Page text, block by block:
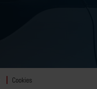
Cookies